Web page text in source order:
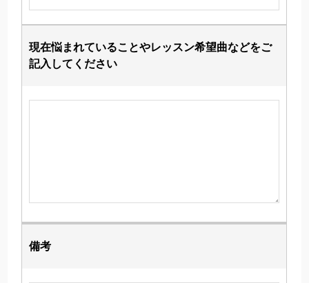
現在悩まれていることやレッスン希望曲などをご
記入してください
備考